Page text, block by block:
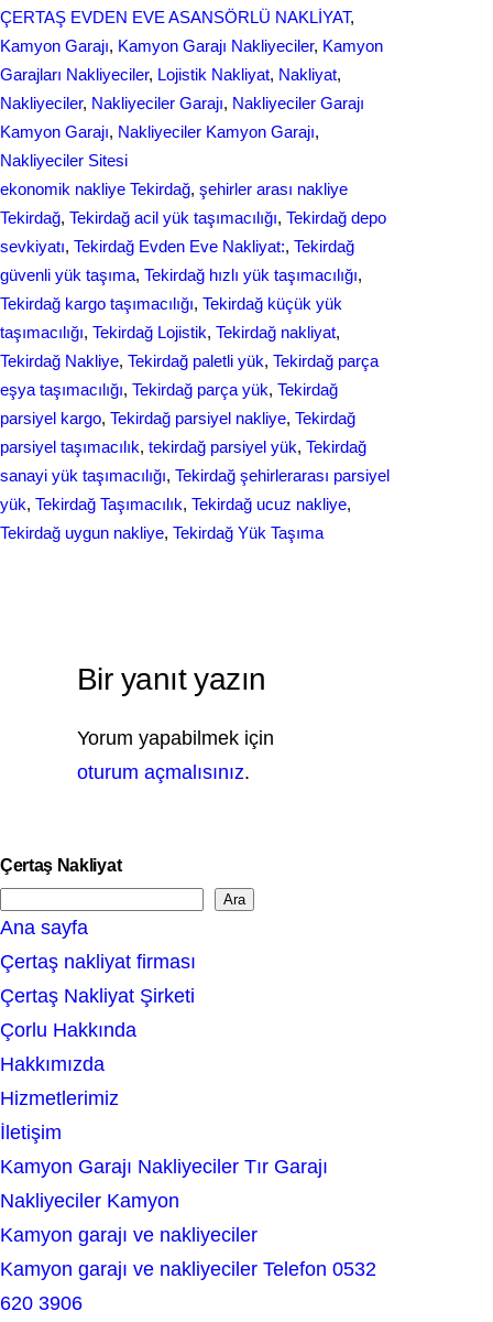
o
k
I
n
ÇERTAŞ EVDEN EVE ASANSÖRLÜ NAKLİYAT
Kamyon Garajı, Kamyon Garajı Nakliyeciler, Kamyon
Garajları Nakliyeciler, Lojistik Nakliyat, Nakliyat
Nakliyeciler, Nakliyeciler Garajı, Nakliyeciler Garajı
Kamyon Garajı, Nakliyeciler Kamyon Garajı
Nakliyeciler Sitesi
ekonomik nakliye Tekirdağ, şehirler arası nakliye
Tekirdağ, Tekirdağ acil yük taşımacılığı, Tekirdağ depo
sevkiyatı, Tekirdağ Evden Eve Nakliyat:, Tekirdağ
güvenli yük taşıma, Tekirdağ hızlı yük taşımacılığı
Tekirdağ kargo taşımacılığı, Tekirdağ küçük yük
taşımacılığı, Tekirdağ Lojistik, Tekirdağ nakliyat
Tekirdağ Nakliye, Tekirdağ paletli yük, Tekirdağ parça
eşya taşımacılığı, Tekirdağ parça yük, Tekirdağ
parsiyel kargo, Tekirdağ parsiyel nakliye, Tekirdağ
parsiyel taşımacılık, tekirdağ parsiyel yük, Tekirdağ
sanayi yük taşımacılığı, Tekirdağ şehirlerarası parsiyel
yük, Tekirdağ Taşımacılık, Tekirdağ ucuz nakliye
Tekirdağ uygun nakliye, Tekirdağ Yük Taşıma
Bir yanıt yazın
Yorum yapabilmek için
oturum açmalısınız.
Çertaş Nakliyat
e
a
r
c
h
Ara
Ana sayfa
Çertaş nakliyat firması
Çertaş Nakliyat Şirketi
Çorlu Hakkında
Hakkımızda
Hizmetlerimiz
İletişim
Kamyon Garajı Nakliyeciler Tır Garajı
Nakliyeciler Kamyon
Kamyon garajı ve nakliyeciler
Kamyon garajı ve nakliyeciler Telefon 0532
620 3906